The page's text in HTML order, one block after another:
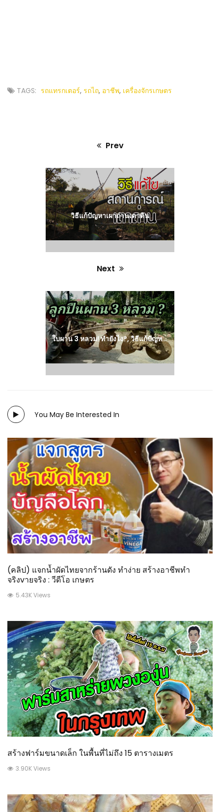
TAGS: รถแทรกเตอร์, รถไถ, อาชีพ, เครื่องจักรเกษตร
Prev
post:
วิธีแก้ปัญหาเผาถ่านเตาดิน
Next
post:
ใบผาน 3 หลวม! ทำยังไง?, วิธีแก้ปัญหาใบผานหลวม, ผาน 3 cmt
You May Be Interested In
(คลิป) แจกน้ำผัดไทยจากร้านดัง ทำง่าย สร้างอาชีพทำ
จริงvายจริง : วีดีโอ เกษตร
5.43K Views
สร้างฟาร์มขนาดเล็ก ในพื้นที่ไม่ถึง 15 ตารางเมตร
3.90K Views